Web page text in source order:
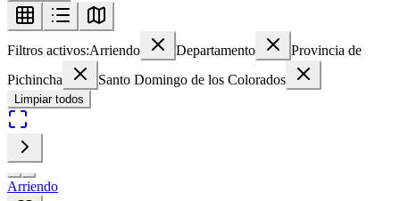
Filtros activos:Arriendo Departamento
Provincia de
Pichincha
Santo Domingo de los Colorados
Limpiar todos
Arriendo